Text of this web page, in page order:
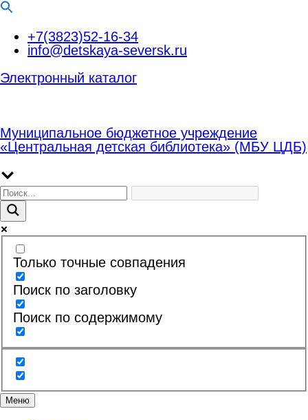
Перейти+7(3823)52-16-34
info@detskaya-seversk.ru
Электронный каталог
Муниципальное бюджетное учреждение
«Центральная детская библиотека» (МБУ ЦДБ)
Только точные совпадения
Поиск по заголовку
Поиск по содержимому
Меню